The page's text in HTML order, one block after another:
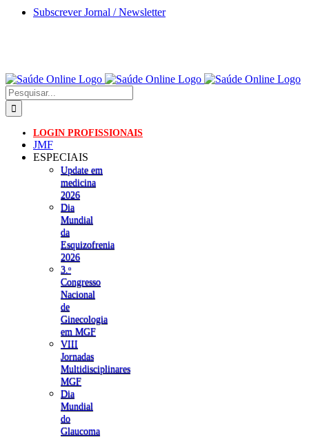
Skip
Subscrever Jornal / Newsletter
Pesquisar
LOGIN PROFISSIONAIS
JMF
ESPECIAIS
Update em
medicina
2026
Dia
Mundial
da
Esquizofrenia
2026
3.ᵒ
Congresso
Nacional
de
Ginecologia
em MGF
VIII
Jornadas
Multidisciplinares
MGF
Dia
Mundial
do
Glaucoma